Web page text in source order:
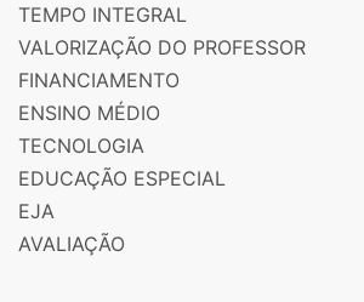
TEMPO INTEGRAL
VALORIZAÇÃO DO PROFESSOR
FINANCIAMENTO
ENSINO MÉDIO
TECNOLOGIA
EDUCAÇÃO ESPECIAL
EJA
AVALIAÇÃO